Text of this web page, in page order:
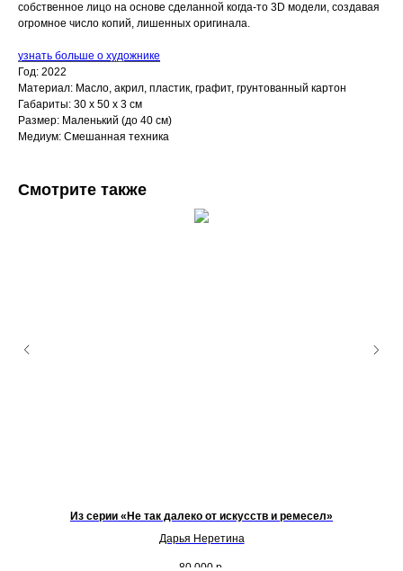
собственное лицо на основе сделанной когда-то 3D модели, создавая
огромное число копий, лишенных оригинала.
узнать больше о художнике
Год: 2022
Материал: Масло, акрил, пластик, графит, грунтованный картон
Габариты: 30 х 50 х 3 см
Размер: Маленький (до 40 см)
Медиум: Смешанная техника
Смотрите также
Из серии «Не так далеко от искусств и ремесел»
Дарья Неретина
80 000 р.